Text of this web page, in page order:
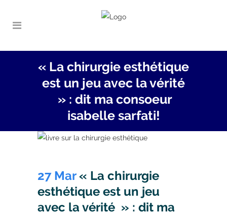
« La chirurgie esthétique
est un jeu avec la vérité
» : dit ma consoeur
isabelle sarfati!
27 Mar« La chirurgie
esthétique est un jeu
avec la vérité » : dit ma